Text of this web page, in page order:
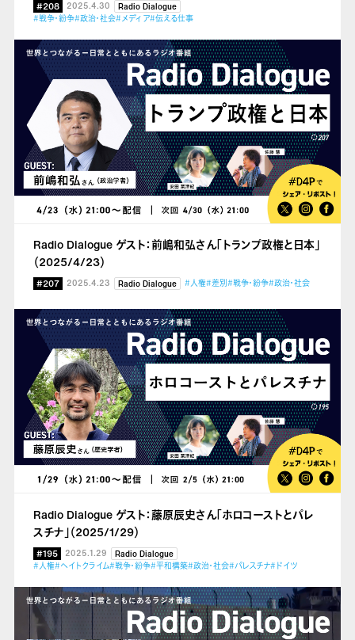
#208 2025.4.30
Radio Dialogue
#戦争・紛争#政治・社会#メディア#伝える仕事
Radio Dialogue ゲスト：前嶋和弘さん「トランプ政権と日本」
（2025/4/23）
#207 2025.4.23 Radio Dialogue #人権#差別#戦争・紛争#政治・社会
Radio Dialogue ゲスト：藤原辰史さん「ホロコーストとパレ
スチナ」（2025/1/29）
#195 2025.1.29
Radio Dialogue
#人権#ヘイトクライム#戦争・紛争#平和構築#政治・社会#パレスチナ#ドイツ